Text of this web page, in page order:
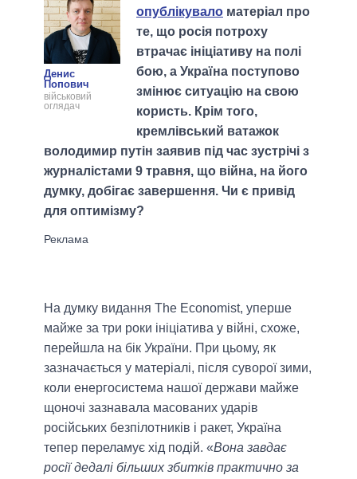
Денис
Попович
військовий
оглядач
опублікувало матеріал про
те, що росія потроху
втрачає ініціативу на полі
бою, а Україна поступово
змінює ситуацію на свою
користь. Крім того,
кремлівський ватажок
володимир путін заявив під час зустрічі з
журналістами 9 травня, що війна, на його
думку, добігає завершення. Чи є привід
для оптимізму?
На думку видання The Economist, уперше
майже за три роки ініціатива у війні, схоже,
перейшла на бік України. При цьому, як
зазначається у матеріалі, після суворої зими,
коли енергосистема нашої держави майже
щоночі зазнавала масованих ударів
російських безпілотників і ракет, Україна
тепер переламує хід подій. «Вона завдає
росії дедалі більших збитків практично за